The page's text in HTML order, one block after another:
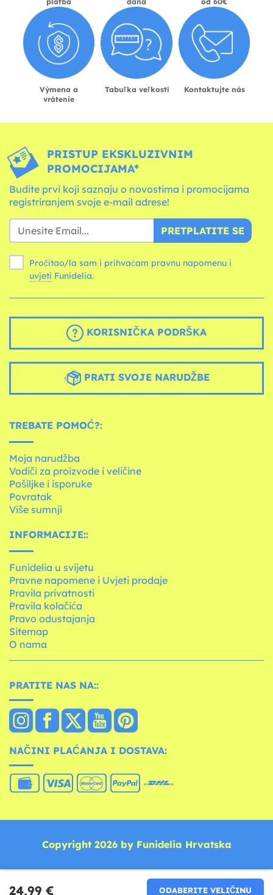
24,99 € ODABERITE VELIČINU
Výmena a
vrátenie
Tabuľka veľkostí Kontaktujte nás
PRISTUP EKSKLUZIVNIM
PROMOCIJAMA*
Budite prvi koji saznaju o novostima i promocijama
registriranjem svoje e-mail adrese!
PRETPLATITE SE
Pročitao/la sam i prihvaćam pravnu napomenu i
uvjeti Funidelia.
KORISNIČKA PODRŠKA
PRATI SVOJE NARUDŽBE
TREBATE POMOĆ?:
Moja narudžba
Vodiči za proizvode i veličine
Pošiljke i isporuke
Povratak
Više sumnji
INFORMACIJE::
Funidelia u svijetu
Pravne napomene i Uvjeti prodaje
Pravila privatnosti
Pravila kolačića
Pravo odustajanja
Sitemap
O nama
PRATITE NAS NA::
NAČINI PLAĆANJA I DOSTAVA:
Copyright 2026 by Funidelia Hrvatska